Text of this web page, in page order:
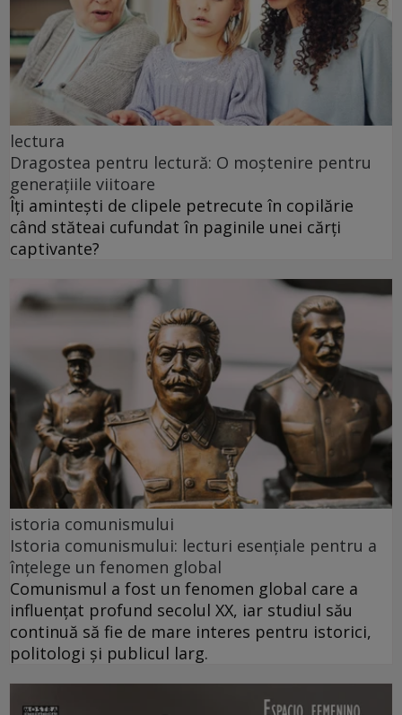
lectura
Dragostea pentru lectură: O moștenire pentru
generațiile viitoare
Îți amintești de clipele petrecute în copilărie
când stăteai cufundat în paginile unei cărți
captivante?
istoria comunismului
Istoria comunismului: lecturi esențiale pentru a
înțelege un fenomen global
Comunismul a fost un fenomen global care a
influențat profund secolul XX, iar studiul său
continuă să fie de mare interes pentru istorici,
politologi și publicul larg.